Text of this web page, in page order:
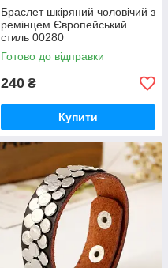
Браслет шкіряний чоловічий з
ремінцем Європейський
стиль 00280
Готово до відправки
240 ₴
Купити